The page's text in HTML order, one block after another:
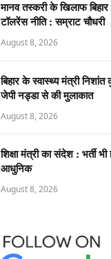
मानव तस्करी के खिलाफ
टॉलरेंस नीति : सम्राट चौधरी
August 8, 2026
बिहार के स्वास्थ्य मंत्री
जेपी नड्डा से की मुलाकात
August 8, 2026
शिक्षा मंत्री का संदेश : भर्ती
आधुनिक
August 8, 2026